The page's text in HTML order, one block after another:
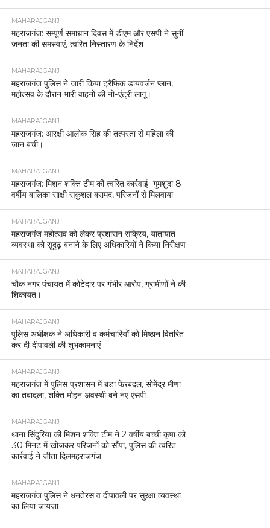
MAHARAJGANJ
महराजगंज: सम्पूर्ण समाधान दिवस में डीएम और एसपी ने सुनीं
जनता की समस्याएं, त्वरित निस्तारण के निर्देश
MAHARAJGANJ
महराजगंज पुलिस ने जारी किया ट्रैफिक डायवर्जन प्लान,
महोत्सव के दौरान भारी वाहनों की नो-एंट्री लागू।
MAHARAJGANJ
महराजगंज: आरक्षी आलोक सिंह की तत्परता से महिला की
जान बची।
MAHARAJGANJ
महराजगंज: मिशन शक्ति टीम की त्वरित कार्रवाई गुमशुदा 8
वर्षीय बालिका साक्षी सकुशल बरामद, परिजनों से मिलवाया
MAHARAJGANJ
महराजगंज महोत्सव को लेकर प्रशासन सक्रिय, यातायात
व्यवस्था को सुदृढ़ बनाने के लिए अधिकारियों ने किया निरीक्षण
MAHARAJGANJ
चौक नगर पंचायत में कोटेदार पर गंभीर आरोप, ग्रामीणों ने की
शिकायत।
MAHARAJGANJ
पुलिस अधीक्षक ने अधिकारी व कर्मचारियों को मिष्ठान वितरित
कर दी दीपावली की शुभकामनाएं
MAHARAJGANJ
महराजगंज में पुलिस प्रशासन में बड़ा फेरबदल, सोमेंद्र मीणा
का तबादला, शक्ति मोहन अवस्थी बने नए एसपी
MAHARAJGANJ
थाना सिंदुरिया की मिशन शक्ति टीम ने 2 वर्षीय बच्ची कृषा को
30 मिनट में खोजकर परिजनों को सौंपा, पुलिस की त्वरित
कार्रवाई ने जीता दिलमहराजगंज
MAHARAJGANJ
महराजगंज पुलिस ने धनतेरस व दीपावली पर सुरक्षा व्यवस्था
का लिया जायजा